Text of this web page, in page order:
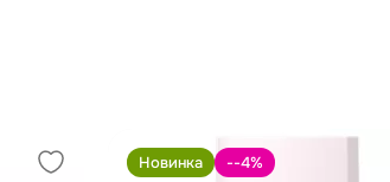
Новинка --4%